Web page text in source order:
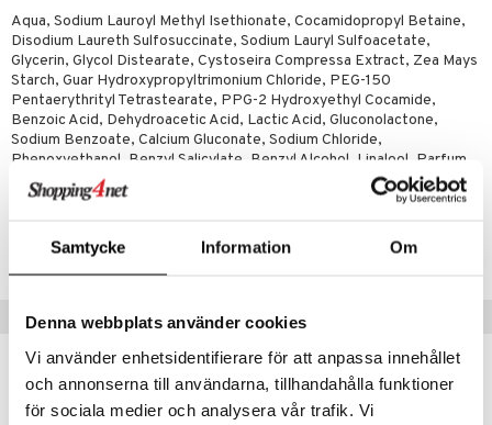
Samtycke Information Om
Denna webbplats använder cookies
Vi använder enhetsidentifierare för att anpassa innehållet
och annonserna till användarna, tillhandahålla funktioner
för sociala medier och analysera vår trafik. Vi
Aqua, Sodium Lauroyl Methyl Isethionate, Cocamidopropyl Betaine,
Disodium Laureth Sulfosuccinate, Sodium Lauryl Sulfoacetate,
Glycerin, Glycol Distearate, Cystoseira Compressa Extract, Zea Mays
Starch, Guar Hydroxypropyltrimonium Chloride, PEG-150
Pentaerythrityl Tetrastearate, PPG-2 Hydroxyethyl Cocamide,
Benzoic Acid, Dehydroacetic Acid, Lactic Acid, Gluconolactone,
Sodium Benzoate, Calcium Gluconate, Sodium Chloride,
Phenoxyethanol, Benzyl Salicylate, Benzyl Alcohol, Linalool, Parfum
CIW98-8P-100-XX-XX
Suositut tuotteet
Huulten Hoito
Happy
Happy For Men
Miehille
& Soujaus
& Ihonpuhdistus